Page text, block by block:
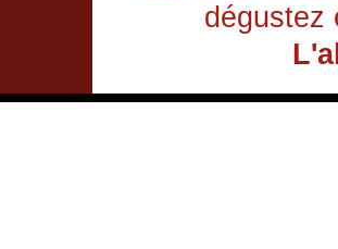
dégustez